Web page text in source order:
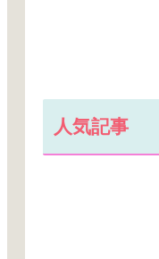
人気記事